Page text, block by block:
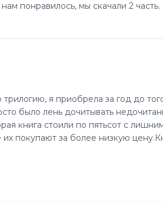
понравилось, мы скачали 2
мне очень-очень хотелось узнать.
книга") но мы
читать сразу последнюю книгу,
утра и упивалась этой первой книгой, мне так
и читать, тоже очень
с книгами. Серия Таймлесс
книге своим
за год до того как решилась прочитать. Берегла ее на
было лень дочитывать
книга стоили по пятьсот с
покупают за более низкую